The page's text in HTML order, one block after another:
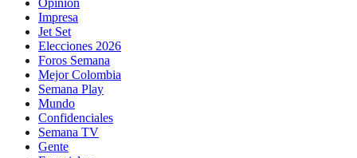
Impresa
Jet Set
Elecciones 2026
Foros Semana
Mejor Colombia
Semana Play
Mundo
Confidenciales
Semana TV
Gente